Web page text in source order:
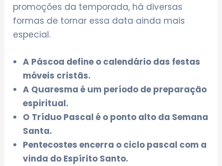
promoções da temporada, há diversas
formas de tornar essa data ainda mais
especial.
A Páscoa define o calendário das festas
móveis cristãs.
A Quaresma é um período de preparação
espiritual.
O Tríduo Pascal é o ponto alto da Semana
Santa.
Pentecostes encerra o ciclo pascal com a
vinda do Espírito Santo.